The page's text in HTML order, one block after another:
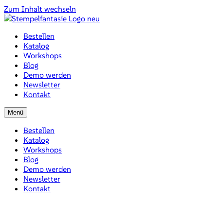
Zum Inhalt wechseln
Bestellen
Katalog
Workshops
Blog
Demo werden
Newsletter
Kontakt
Menü
Bestellen
Katalog
Workshops
Blog
Demo werden
Newsletter
Kontakt